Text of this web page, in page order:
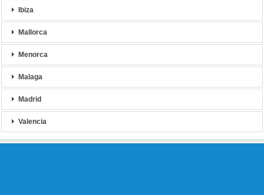
Ibiza
Mallorca
Menorca
Malaga
Madrid
Valencia